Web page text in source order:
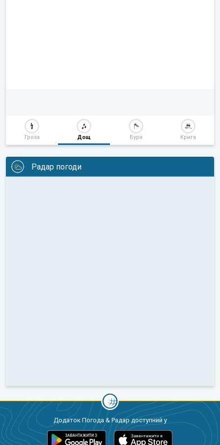
Гроза Дощ Буря Крига
Радар погоди
Додаток Погода & Радар доступний у